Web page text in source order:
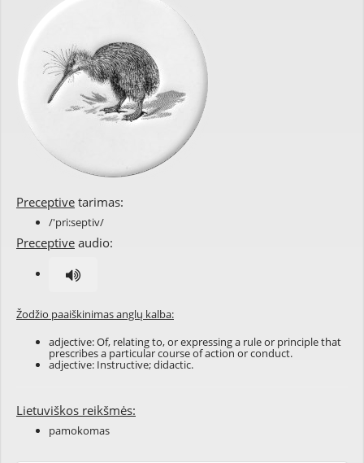
Preceptive tarimas:
/'pri:septiv/
Preceptive audio:
Žodžio paaiškinimas anglų kalba:
adjective: Of, relating to, or expressing a rule or principle that
prescribes a particular course of action or conduct.
adjective: Instructive; didactic.
Lietuviškos reikšmės:
pamokomas